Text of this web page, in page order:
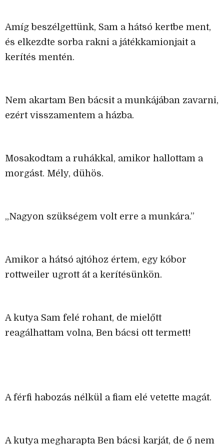
Amíg beszélgettünk, Sam a hátsó kertbe ment,
és elkezdte sorba rakni a játékkamionjait a
kerítés mentén.
Nem akartam Ben bácsit a munkájában zavarni,
ezért visszamentem a házba.
Mosakodtam a ruhákkal, amikor hallottam a
morgást. Mély, dühös.
„Nagyon szükségem volt erre a munkára.”
Amikor a hátsó ajtóhoz értem, egy kóbor
rottweiler ugrott át a kerítésünkön.
A kutya Sam felé rohant, de mielőtt
reagálhattam volna, Ben bácsi ott termett!
A férfi habozás nélkül a fiam elé vetette magát.
A kutya megharapta Ben bácsi karját, de ő nem